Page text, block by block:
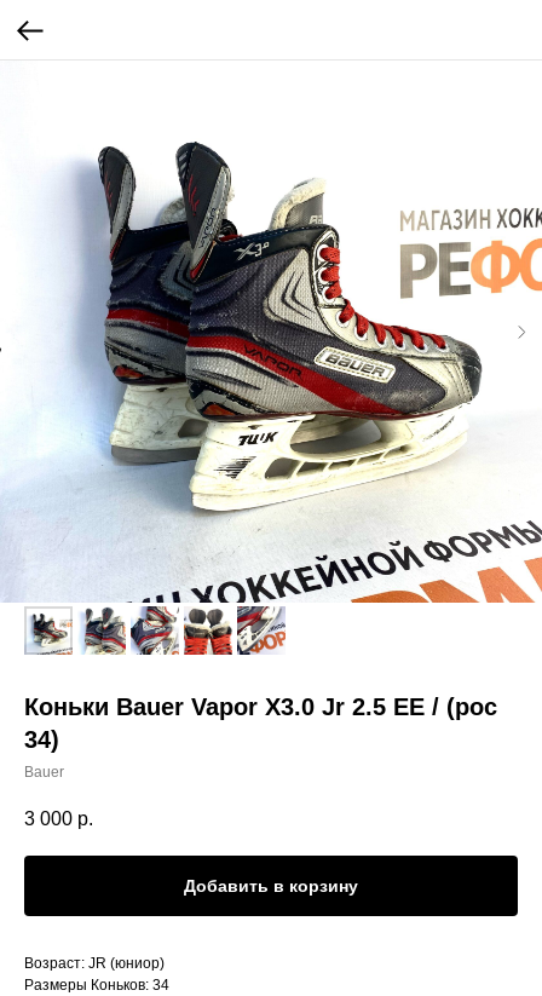
Коньки Bauer Vapor X3.0 Jr 2.5 EE / (рос
34)
Bauer
3 000 р.
Добавить в корзину
Возраст: JR (юниор)
Размеры Коньков: 34